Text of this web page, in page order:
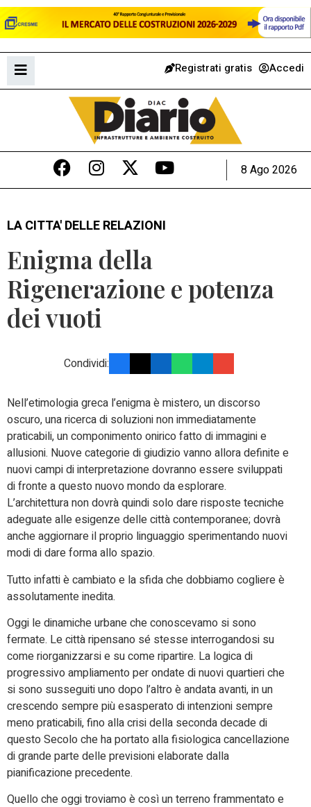
Registrati gratis Accedi
8 Ago 2026
LA CITTA' DELLE RELAZIONI
Enigma della
Rigenerazione e potenza
dei vuoti
Condividi:
Nell’etimologia greca l’enigma è mistero, un discorso
oscuro, una ricerca di soluzioni non immediatamente
praticabili, un componimento onirico fatto di immagini e
allusioni. Nuove categorie di giudizio vanno allora definite e
nuovi campi di interpretazione dovranno essere sviluppati
di fronte a questo nuovo mondo da esplorare.
L’architettura non dovrà quindi solo dare risposte tecniche
adeguate alle esigenze delle città contemporanee; dovrà
anche aggiornare il proprio linguaggio sperimentando nuovi
modi di dare forma allo spazio.
Tutto infatti è cambiato e la sfida che dobbiamo cogliere è
assolutamente inedita.
Oggi le dinamiche urbane che conoscevamo si sono
fermate. Le città ripensano sé stesse interrogandosi su
come riorganizzarsi e su come ripartire. La logica di
progressivo ampliamento per ondate di nuovi quartieri che
si sono susseguiti uno dopo l’altro è andata avanti, in un
crescendo sempre più esasperato di intenzioni sempre
meno praticabili, fino alla crisi della seconda decade di
questo Secolo che ha portato alla fisiologica cancellazione
di grande parte delle previsioni elaborate dalla
pianificazione precedente.
Quello che oggi troviamo è così un terreno frammentato e